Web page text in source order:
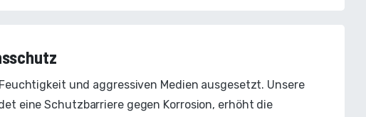
und aggressiven Medien ausgesetzt. Unsere
eine Schutzbarriere gegen Korrosion, erhöht die